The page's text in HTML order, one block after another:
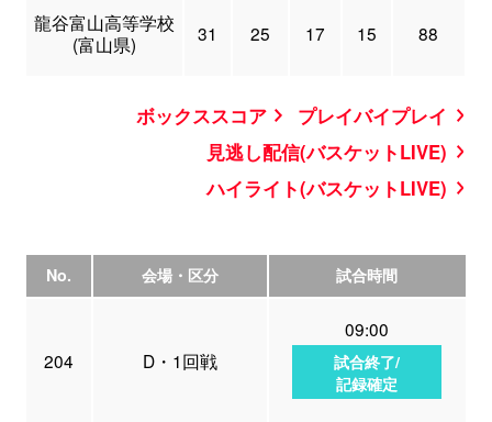
龍谷富山高等学校
(富山県)
31 25 17 15 88
ボックススコア
プレイバイプレイ
見逃し配信(バスケットLIVE)
ハイライト(バスケットLIVE)
No. 会場・区分 試合時間
204 D・1回戦
09:00
試合終了/
記録確定